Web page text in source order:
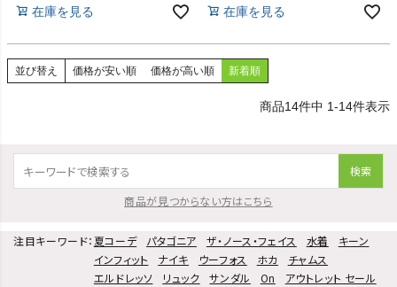
在庫を見る 在庫を見る
並び替え 価格が安い順 価格が高い順 新着順
14件中 1-14件表示
検索
商品が見つからない方はこちら
注目キーワード：夏コーデ パタゴニア ザ・ノース・フェイス 水着
キーン
インフィット
ナイキ ウーフォス ホカ
チャムス
エルドレッソ
リュック サンダル On
アウトレット セール